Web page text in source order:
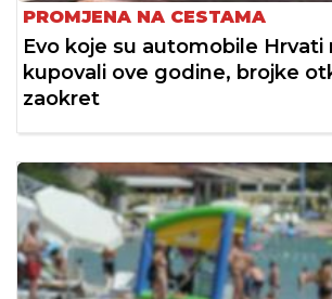
PROMJENA NA CESTAMA
Evo koje su automobile Hrvati
kupovali ove godine, brojke
zaokret